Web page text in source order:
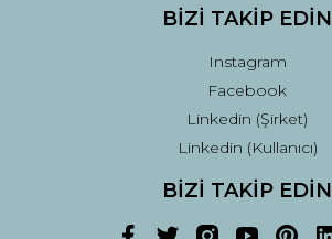
BİZİ TAKİP EDİN
Instagram
Facebook
Linkedin (Şirket)
Linkedin (Kullanıcı)
BİZİ TAKİP EDİN